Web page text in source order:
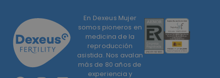
En Dexeus Mujer
somos pioneros en
medicina de la
reproducción
asistida. Nos avalan
más de 80 años de
experiencia y